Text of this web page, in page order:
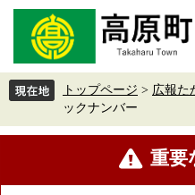
先
頭
を
飛
トップページ > 広報た
ックナンバー
重要